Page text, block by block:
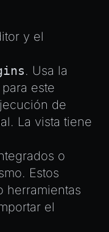
y el
. Usa la
este
de
La vista tiene
o
Estos
herramientas
el